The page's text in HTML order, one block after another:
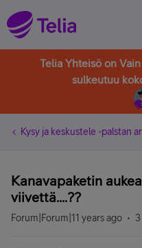
Telia Yhteisö on
sulkeutuu
Kysy ja keskustele -palstan
Kanavapaketin
viivettä....??
Forum|Forum|11 years ago